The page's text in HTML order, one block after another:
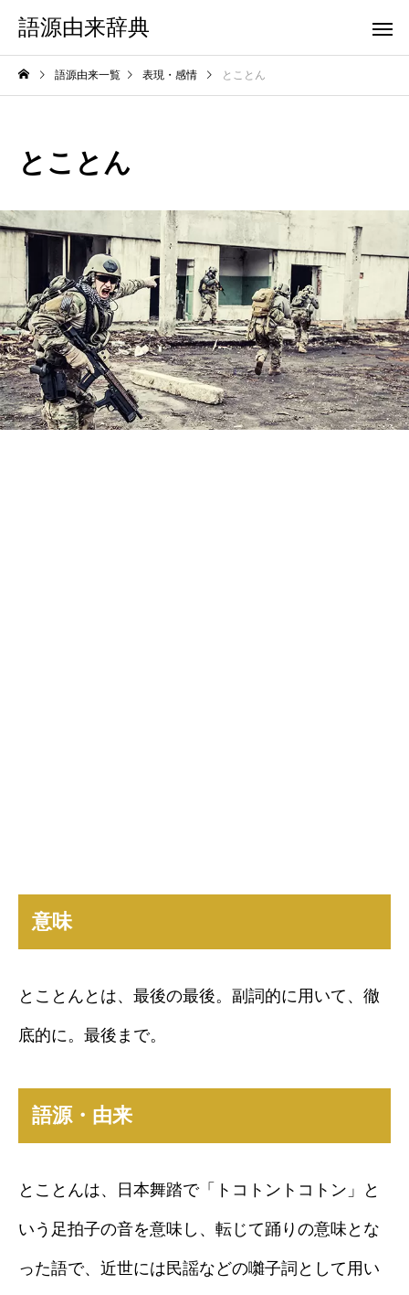
語源由来辞典
語源由来一覧 表現・感情 とことん
とことん
意味
とことんとは、最後の最後。副詞的に用いて、徹
底的に。最後まで。
語源・由来
とことんは、日本舞踏で「トコトントコトン」と
いう足拍子の音を意味し、転じて踊りの意味とな
った語で、近世には民謡などの囃子詞として用い